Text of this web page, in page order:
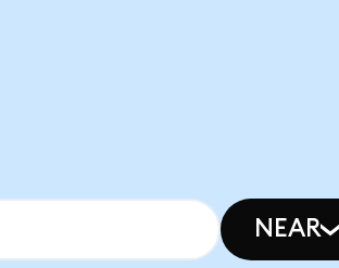
NEAR